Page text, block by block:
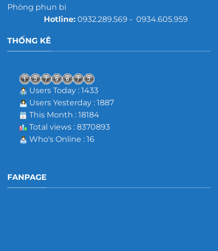
Phòng phun bi
Hotline:0932.289.569 - 0934.605.959
THỐNG KÊ
Users Today : 1433
Users Yesterday : 1887
This Month : 18184
Total views : 8370893
Who's Online : 16
FANPAGE